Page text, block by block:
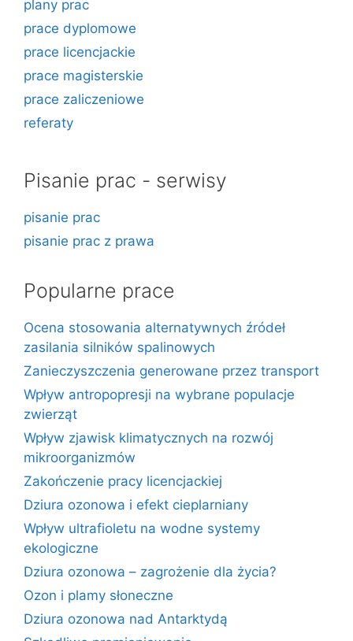
plany prac
prace dyplomowe
prace licencjackie
prace magisterskie
prace zaliczeniowe
referaty
Pisanie prac - serwisy
pisanie prac
pisanie prac z prawa
Popularne prace
Ocena stosowania alternatywnych źródeł
zasilania silników spalinowych
Zanieczyszczenia generowane przez transport
Wpływ antropopresji na wybrane populacje
zwierząt
Wpływ zjawisk klimatycznych na rozwój
mikroorganizmów
Zakończenie pracy licencjackiej
Dziura ozonowa i efekt cieplarniany
Wpływ ultrafioletu na wodne systemy
ekologiczne
Dziura ozonowa – zagrożenie dla życia?
Ozon i plamy słoneczne
Dziura ozonowa nad Antarktydą